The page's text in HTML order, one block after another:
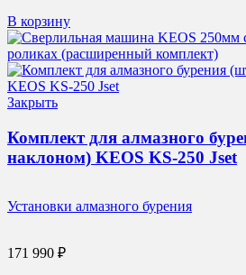
В корзину
Закрыть
Комплект для алмазного
наклоном) KEOS KS-250 Jset
Установки алмазного бурения
171 990 ₽